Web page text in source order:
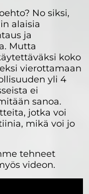
No siksi,
alaisia
ja
Mutta
koko
vierottamaan
yli 4
ei
sanoa.
jotka voi
mikä voi jo
tehneet
videon.